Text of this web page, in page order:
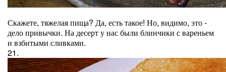
Скажете, тяжелая пища? Да, есть такое! Но, видимо, это -
дело привычки. На десерт у нас были блинчики с вареньем
и взбитыми сливками.
21.